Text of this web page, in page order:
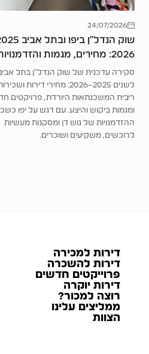
24/07/2026
2026: מחירים, מגמות והזדמנויות
סקירה עדכנית של שוק הנדל"ן בתל
לשנים 2025–2026: מחירי דירות
ריבית המשכנתאות היורדת, פרויקטים
ומגמות ביקוש והיצע. עם דגש על יפו
ההזדמנויות של גוש דן ומסקנות מעשיות
לרוכשים, משקיעים ושוכרים.
דירות למכירה
דירות להשכרה
פרוייקטים חדשים
דירות יוקרה
רוצה למכור?
ממליצים עלינו
הצוות